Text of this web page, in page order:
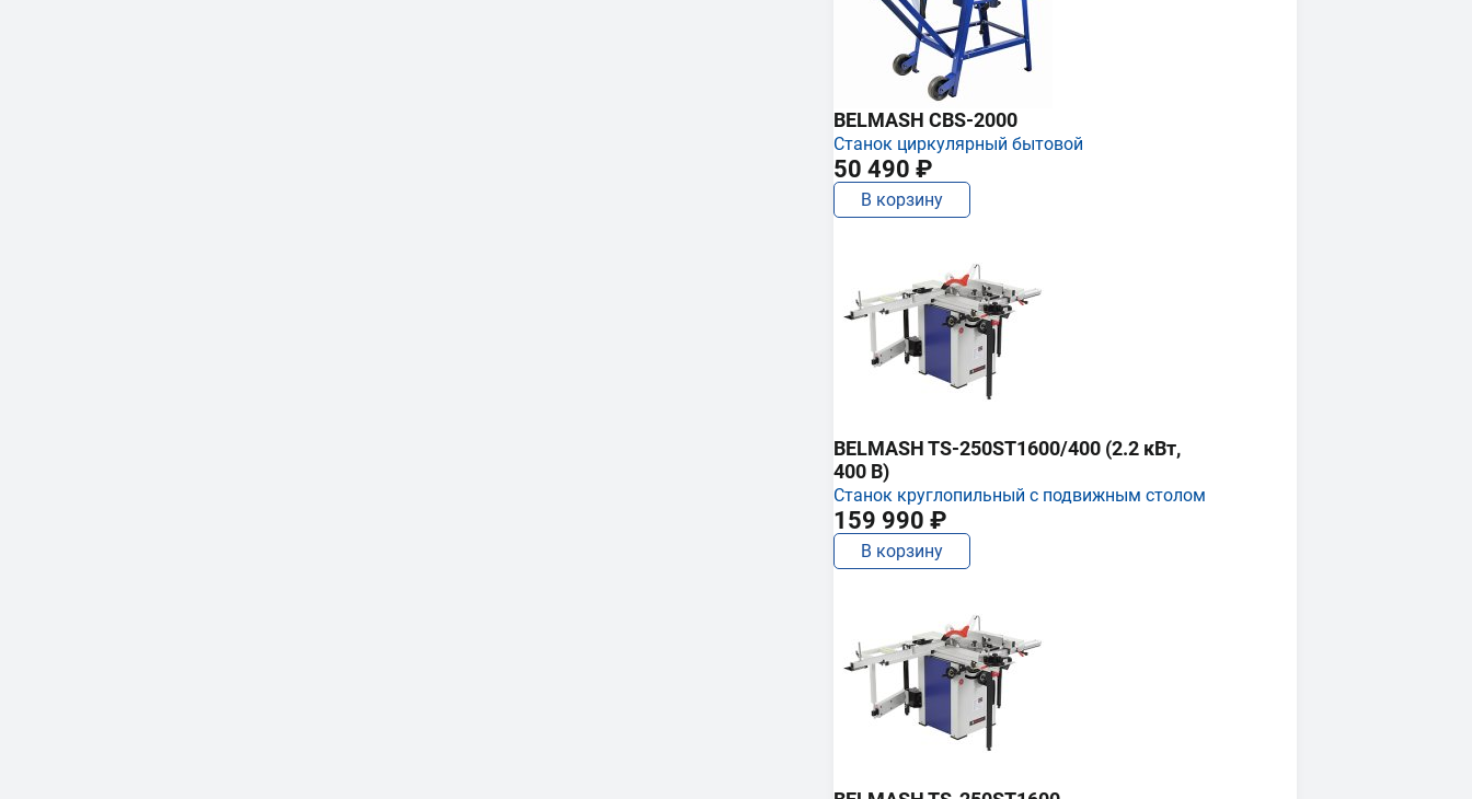
BELMASH CBS-2000
Станок циркулярный бытовой
50 490 ₽
В корзину
BELMASH TS-250ST1600/400 (2.2 кВт,
400 В)
Станок круглопильный с подвижным столом
159 990 ₽
В корзину